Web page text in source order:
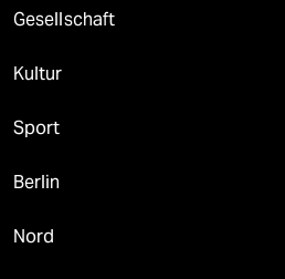
Gesellschaft
Kultur
Sport
Berlin
Nord